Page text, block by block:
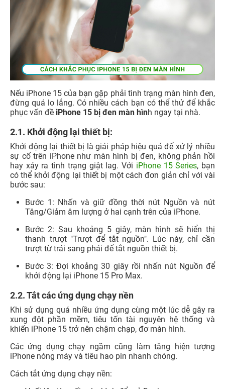
Nếu iPhone 15 của bạn gặp phải tình trạng màn hình đen,
đừng quá lo lắng. Có nhiều cách bạn có thể thử để khắc
phục vấn đề iPhone 15 bị đen màn hình ngay tại nhà.
2.1. Khởi động lại thiết bị:
Khởi động lại thiết bị là giải pháp hiệu quả để xử lý nhiều
sự cố trên iPhone như màn hình bị đen, không phản hồi
hay xảy ra tình trạng giật lag. Với iPhone 15 Series, bạn
có thể khởi động lại thiết bị một cách đơn giản chỉ với vài
bước sau:
Bước 1: Nhấn và giữ đồng thời nút Nguồn và nút
Tăng/Giảm âm lượng ở hai cạnh trên của iPhone.
Bước 2: Sau khoảng 5 giây, màn hình sẽ hiển thị
thanh trượt "Trượt để tắt nguồn". Lúc này, chỉ cần
trượt từ trái sang phải để tắt nguồn thiết bị.
Bước 3: Đợi khoảng 30 giây rồi nhấn nút Nguồn để
khởi động lại iPhone 15 Pro Max.
2.2. Tắt các ứng dụng chạy nền
Khi sử dụng quá nhiều ứng dụng cùng một lúc dễ gây ra
xung đột phần mềm, tiêu tốn tài nguyên hệ thống và
khiến iPhone 15 trở nên chậm chạp, đơ màn hình.
Các ứng dụng chạy ngầm cũng làm tăng hiện tượng
iPhone nóng máy và tiêu hao pin nhanh chóng.
Cách tắt ứng dụng chạy nền: